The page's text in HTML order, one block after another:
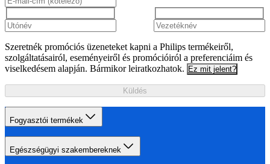
Szeretnék promóciós üzeneteket kapni a Philips termékeiről,
szolgáltatásairól, eseményeiről és promócióiról a preferenciáim és
viselkedésem alapján. Bármikor leiratkozhatok. Ez mit jelent?
Küldés
Fogyasztói termékek
Egészségügyi szakembereknek